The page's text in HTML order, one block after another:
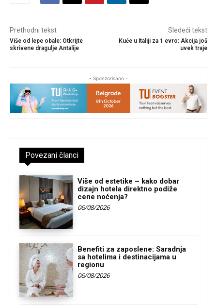
Prethodni tekst
Više od lepe obale: Otkrijte
skrivene dragulje Antalije
Sledeći tekst
Kuće u Italiji za 1 evro: Akcija još
uvek traje
- Sponzorisano -
Povezani članci
Više od estetike – kako dobar
dizajn hotela direktno podiže
cene noćenja?
06/08/2026
Benefiti za zaposlene: Saradnja
sa hotelima i destinacijama u
regionu
06/08/2026